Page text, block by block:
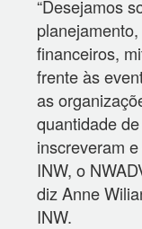
“Desejamos
financeiros,
frente às
as
quantidade
inscreveram
INW, o
diz Anne
INW.